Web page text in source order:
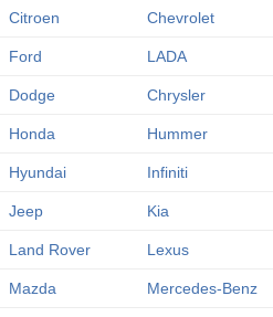
Citroen Chevrolet
Ford LADA
Dodge Chrysler
Honda Hummer
Hyundai Infiniti
Jeep Kia
Land Rover Lexus
Mazda Mercedes-Benz